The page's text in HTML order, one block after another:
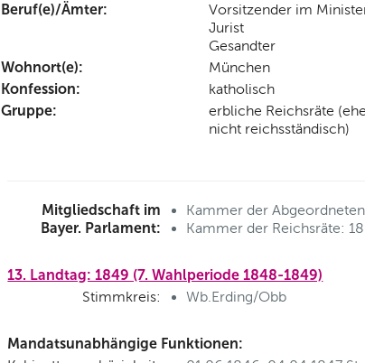
Beruf(e)/Ämter:
Vorsitzender im
Jurist
Gesandter
Wohnort(e): München
Konfession: katholisch
Gruppe:
erbliche Reichsräte
nicht reichsständisch)
Mitgliedschaft im
Bayer. Parlament:
Kammer der
Kammer der Reichsräte:
13. Landtag: 1849 (7. Wahlperiode 1848-1849)
Stimmkreis: Wb.Erding/Obb
Mandatsunabhängige Funktionen: